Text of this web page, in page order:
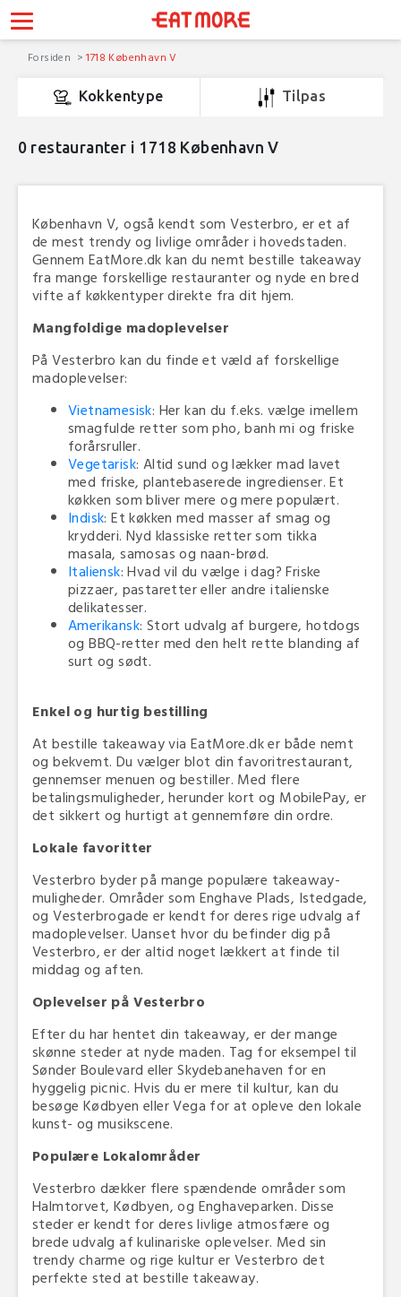
Forsiden 1718 København V
Kokkentype Tilpas
0 restauranter i 1718 København V
København V, også kendt som Vesterbro, er et af
de mest trendy og livlige områder i hovedstaden.
Gennem EatMore.dk kan du nemt bestille takeaway
fra mange forskellige restauranter og nyde en bred
vifte af køkkentyper direkte fra dit hjem.
Mangfoldige madoplevelser
På Vesterbro kan du finde et væld af forskellige
madoplevelser:
Vietnamesisk: Her kan du f.eks. vælge imellem
smagfulde retter som pho, banh mi og friske
forårsruller.
Vegetarisk: Altid sund og lækker mad lavet
med friske, plantebaserede ingredienser. Et
køkken som bliver mere og mere populært.
Indisk: Et køkken med masser af smag og
krydderi. Nyd klassiske retter som tikka
masala, samosas og naan-brød.
Italiensk: Hvad vil du vælge i dag? Friske
pizzaer, pastaretter eller andre italienske
delikatesser.
Amerikansk: Stort udvalg af burgere, hotdogs
og BBQ-retter med den helt rette blanding af
surt og sødt.
Enkel og hurtig bestilling
At bestille takeaway via EatMore.dk er både nemt
og bekvemt. Du vælger blot din favoritrestaurant,
gennemser menuen og bestiller. Med flere
betalingsmuligheder, herunder kort og MobilePay, er
det sikkert og hurtigt at gennemføre din ordre.
Lokale favoritter
Vesterbro byder på mange populære takeaway-
muligheder. Områder som Enghave Plads, Istedgade,
og Vesterbrogade er kendt for deres rige udvalg af
madoplevelser. Uanset hvor du befinder dig på
Vesterbro, er der altid noget lækkert at finde til
middag og aften.
Oplevelser på Vesterbro
Efter du har hentet din takeaway, er der mange
skønne steder at nyde maden. Tag for eksempel til
Sønder Boulevard eller Skydebanehaven for en
hyggelig picnic. Hvis du er mere til kultur, kan du
besøge Kødbyen eller Vega for at opleve den lokale
kunst- og musikscene.
Populære Lokalområder
Vesterbro dækker flere spændende områder som
Halmtorvet, Kødbyen, og Enghaveparken. Disse
steder er kendt for deres livlige atmosfære og
brede udvalg af kulinariske oplevelser. Med sin
trendy charme og rige kultur er Vesterbro det
perfekte sted at bestille takeaway.